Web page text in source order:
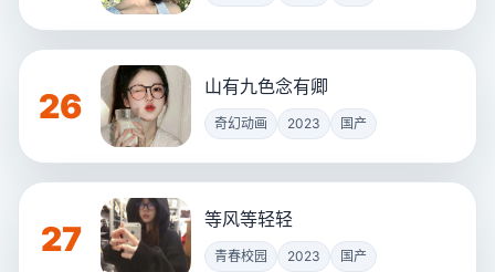
26 山有九色念有卿
奇幻动画 2023 国产
27 等风等轻轻
青春校园 2023 国产